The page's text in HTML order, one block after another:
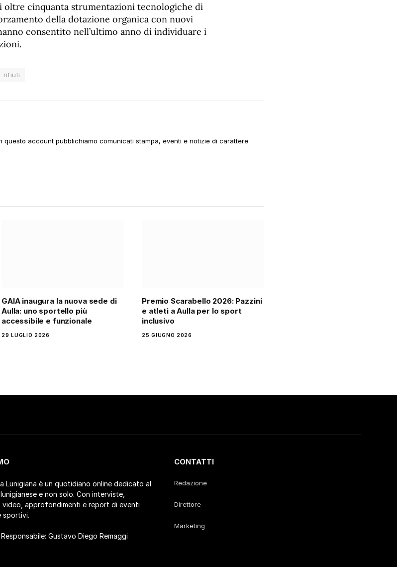
oltre cinquanta strumentazioni tecnologiche di
della dotazione organica con nuovi
consentito nell’ultimo anno di individuare i
rifiuti
questo account pubblichiamo comunicati stampa, eventi e notizie di carattere
GAIA inaugura la nuova sede di
Aulla: uno sportello più
accessibile e funzionale
29 LUGLIO 2026
Premio Scarabello 2026: Pazzini
e atleti a Aulla per lo sport
inclusivo
25 GIUGNO 2026
Lunigiana è un quotidiano online dedicato al
e non solo. Con interviste,
video, approfondimenti e report di eventi
sportivi.
Gustavo Diego Remaggi
CONTATTI
Redazione
Direttore
Marketing